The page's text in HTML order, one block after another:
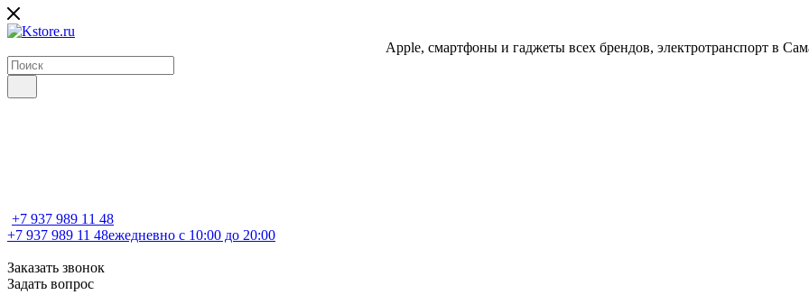
Apple, cмартфоны и гаджеты всех брендов, электротранспорт в
+7 937 989 11 48
+7 937 989 11 48ежедневно с 10:00 до 20:00
Заказать звонок
Задать вопрос